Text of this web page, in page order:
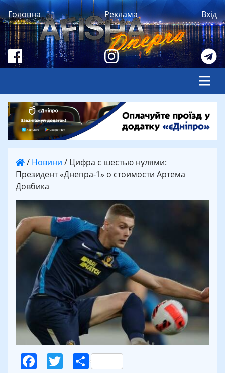
Головна Реклама Вхід
/ Новини / Цифра с шестью нулями:
Президент «Днепра-1» о стоимости Артема
Довбика
Facebook
Twitter
Поділитися